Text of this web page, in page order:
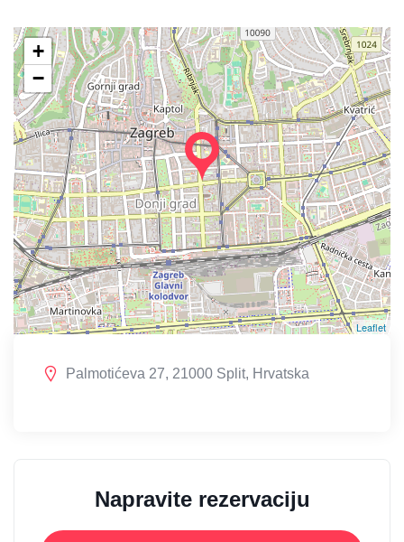
+
−
Leaflet
Palmotićeva 27, 21000 Split, Hrvatska
Napravite rezervaciju